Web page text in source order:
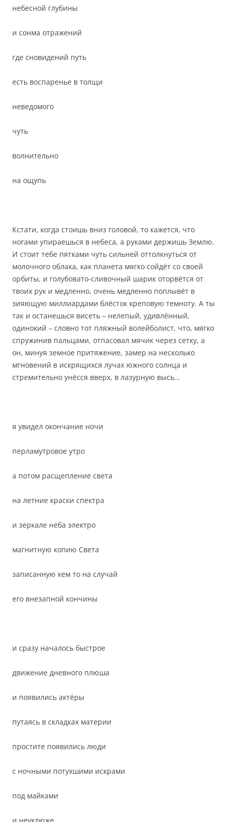
небесной глубины
и сонма отражений
где сновидений путь
есть воспаренье в толщи
неведомого
чуть
волнительно
на ощупь
Кстати, когда стоишь вниз головой, то кажется, что
ногами упираешься в небеса, а руками держишь Землю.
И стоит тебе пятками чуть сильней оттолкнуться от
молочного облака, как планета мягко сойдёт со своей
орбиты, и голубовато-сливочный шарик оторвётся от
твоих рук и медленно, очень медленно поплывёт в
зияющую миллиардами блёсток креповую темноту. А ты
так и останешься висеть – нелепый, удивлённый,
одинокий – словно тот пляжный волейболист, что, мягко
спружинив пальцами, отпасовал мячик через сетку, а
он, минуя земное притяжение, замер на несколько
мгновений в искрящихся лучах южного солнца и
стремительно унёсся вверх, в лазурную высь…
я увидел окончание ночи
перламутровое утро
а потом расщепление света
на летние краски спектра
и зеркале неба электро
магнитную копию Света
записанную кем то на случай
его внезапной кончины
и сразу началось быстрое
движение дневного плюша
и появились актёры
путаясь в складках материи
простите появились люди
с ночными потухшими искрами
под майками